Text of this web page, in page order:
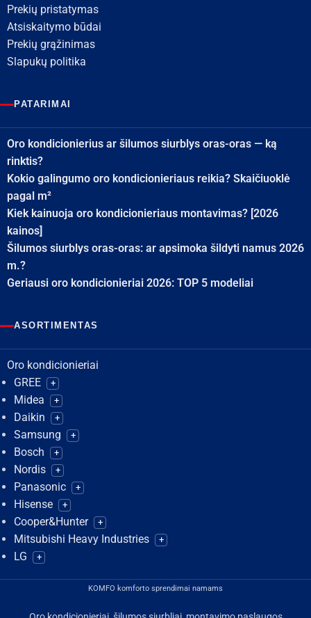
Prekių pristatymas
Atsiskaitymo būdai
Prekių grąžinimas
Slapukų politika
PATARIMAI
Oro kondicionierius ar šilumos siurblys oras-oras — ką
rinktis?
Kokio galingumo oro kondicionieriaus reikia? Skaičiuoklė
pagal m²
Kiek kainuoja oro kondicionieriaus montavimas? [2026
kainos]
Šilumos siurblys oras-oras: ar apsimoka šildyti namus 2026
m.?
Geriausi oro kondicionieriai 2026: TOP 5 modeliai
ASORTIMENTAS
Oro kondicionieriai
GREE
+
Midea +
Daikin +
Samsung +
Bosch +
Nordis +
Panasonic +
Hisense +
Cooper&Hunter +
Mitsubishi Heavy Industries +
LG +
KOMFO komforto sprendimai namams